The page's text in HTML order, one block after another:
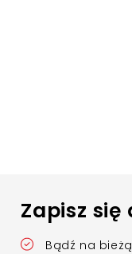
Zapisz się
Bądź na